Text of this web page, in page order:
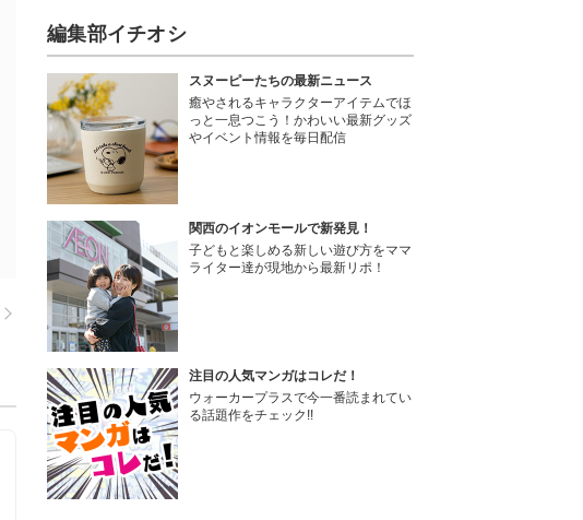
編集部イチオシ
スヌーピーたちの最新ニュース
癒やされるキャラクターアイテムでほ
っと一息つこう！かわいい最新グッズ
やイベント情報を毎日配信
関西のイオンモールで新発見！
子どもと楽しめる新しい遊び方をママ
ライター達が現地から最新リポ！
注目の人気マンガはコレだ！
ウォーカープラスで今一番読まれてい
る話題作をチェック!!